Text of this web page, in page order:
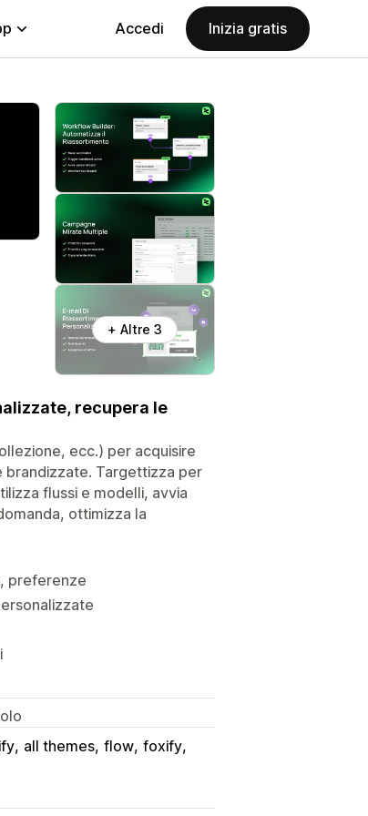
Accedi Inizia gratis
+ Altre 3
recupera le
ecc.) per acquisire
brandizzate. Targettizza per
flussi e modelli, avvia
ottimizza la
preferenze
all themes flow foxify